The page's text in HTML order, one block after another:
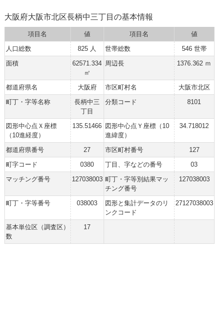
大阪府大阪市北区長柄中三丁目の基本情報
項目名 値 項目名
値
人口総数
825 人 世帯総数
546 世帯
面積
62571.334
㎡
周辺長 1376.362 ｍ
都道府県名 大阪府 市区町村名
大阪市北区
町丁・字等名称
長柄中三
丁目
分類コード 8101
図形中心点Ｘ座標
（10進経度）
135.51466 図形中心点Ｙ座標（10
進緯度）
34.718012
都道府県番号 27 市区町村番号
127
町字コード
0380 丁目、字などの番号
03
マッチング番号
127038003 町丁・字等別結果マッ
チング番号
127038003
町丁・字等番号 038003
図形と集計データのリ
ンクコード
27127038003
基本単位区（調査区）
数
17